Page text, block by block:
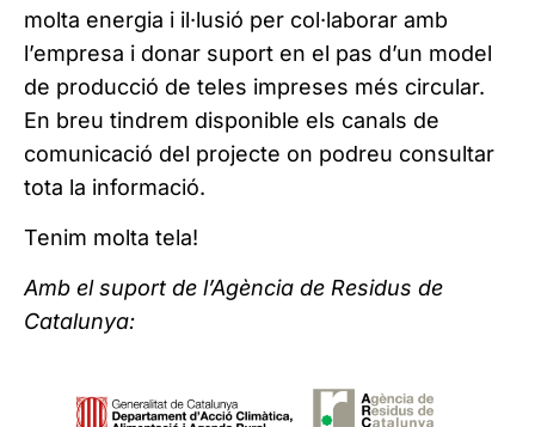
molta energia i il·lusió per col·laborar amb
l’empresa i donar suport en el pas d’un model
de producció de teles impreses més circular.
En breu tindrem disponible els canals de
comunicació del projecte on podreu consultar
tota la informació.
Tenim molta tela!
Amb el suport de l’Agència de Residus de
Catalunya: